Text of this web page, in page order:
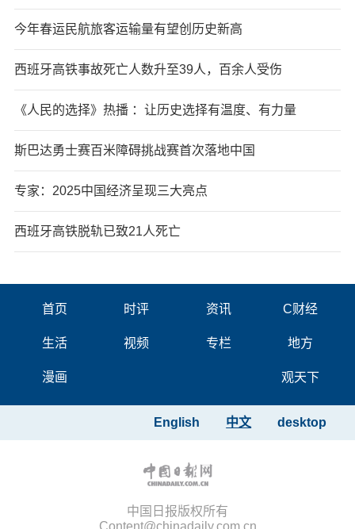
今年春运民航旅客运输量有望创历史新高
西班牙高铁事故死亡人数升至39人，百余人受伤
《人民的选择》热播 ：让历史选择有温度、有力量
斯巴达勇士赛百米障碍挑战赛首次落地中国
专家：2025中国经济呈现三大亮点
西班牙高铁脱轨已致21人死亡
首页 时评 资讯 C财经
生活 视频 专栏 地方
漫画 观天下
desktop
中文
English
中国日报版权所有
Content@chinadaily.com.cn